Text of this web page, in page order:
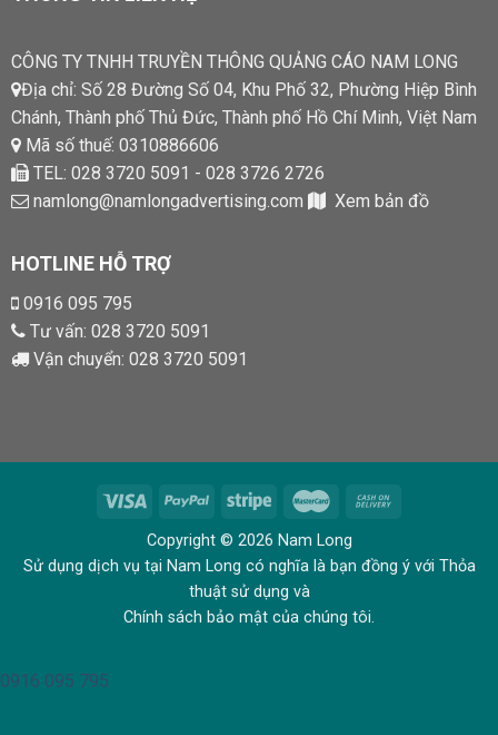
CÔNG TY TNHH TRUYỀN THÔNG QUẢNG CÁO NAM LONG
Địa chỉ: Số 28 Đường Số 04, Khu Phố 32, Phường Hiệp Bình
Chánh, Thành phố Thủ Đức, Thành phố Hồ Chí Minh, Việt Nam
Mã số thuế: 0310886606
TEL: 028 3720 5091 - 028 3726 2726
namlong@namlongadvertising.com
Xem bản đồ
HOTLINE HỖ TRỢ
0916 095 795
Tư vấn: 028 3720 5091
Vận chuyển: 028 3720 5091
Copyright © 2026 Nam Long
Sử dụng dịch vụ tại Nam Long có nghĩa là bạn đồng ý với Thỏa
thuật sử dụng và
Chính sách bảo mật của chúng tôi.
0916 095 795